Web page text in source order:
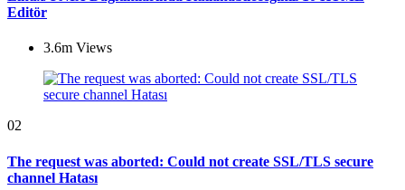
Editör
3.6m Views
02
The request was aborted: Could not create SSL/TLS secure
channel Hatası